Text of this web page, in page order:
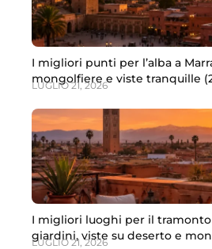
I migliori punti per l’alba a
mongolfiere e viste tranquille
LUGLIO 21, 2026
I migliori luoghi per il
giardini, viste su deserto e
LUGLIO 21, 2026